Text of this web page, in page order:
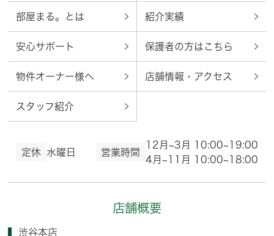
部屋まる。とは 紹介実績
安心サポート 保護者の方はこちら
物件オーナー様へ 店舗情報・アクセス
スタッフ紹介
定休 水曜日 営業時間
12月~3月 10:00~19:00
4月~11月 10:00~18:00
店舗概要
渋谷本店